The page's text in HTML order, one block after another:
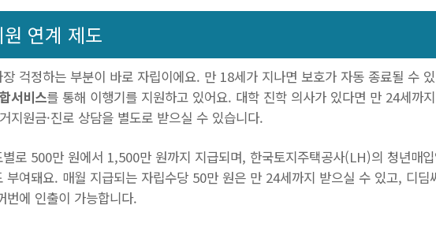
연계 제도
걱정하는 부분이 바로 자립이에요. 만 18세가 지나면 보호가 자동 종료될 수
서비스를 통해 이행기를 지원하고 있어요. 대학 진학 의사가 있다면 만 24세까
지원금·진로 상담을 별도로 받으실 수 있습니다.
별로 500만 원에서 1,500만 원까지 지급되며, 한국토지주택공사(LH)의 청년매
부여돼요. 매월 지급되는 자립수당 50만 원은 만 24세까지 받으실 수 있고, 디딤
번에 인출이 가능합니다.